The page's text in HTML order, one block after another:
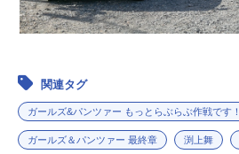
関連タグ
ガールズ&パンツァー もっとらぶらぶ作戦です！
ガールズ＆パンツァー 最終章 渕上舞